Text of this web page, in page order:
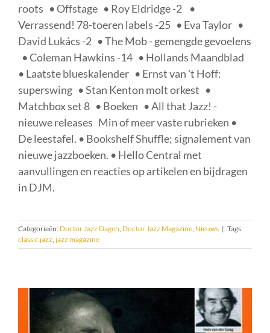
roots • Offstage • Roy Eldridge -2 •
Verrassend! 78-toeren labels -25 • Eva Taylor •
David Lukács -2 • The Mob - gemengde gevoelens
• Coleman Hawkins -14 • Hollands Maandblad
• Laatste blueskalender • Ernst van 't Hoff:
superswing • Stan Kenton molt orkest •
Matchbox set 8 • Boeken • All that Jazz! -
nieuwe releases Min of meer vaste rubrieken •
De leestafel. • Bookshelf Shuffle; signalement van
nieuwe jazzboeken. • Hello Central met
aanvullingen en reacties op artikelen en bijdragen
in DJM.
Categorieën: Doctor Jazz Dagen, Doctor Jazz Magazine, Nieuws | Tags:
classic jazz, jazz magazine